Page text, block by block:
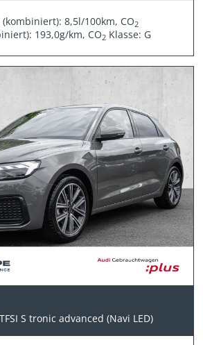
8,5l/100km, CO2
193,0g/km, CO2 Klasse: G
S tronic advanced (Navi LED)